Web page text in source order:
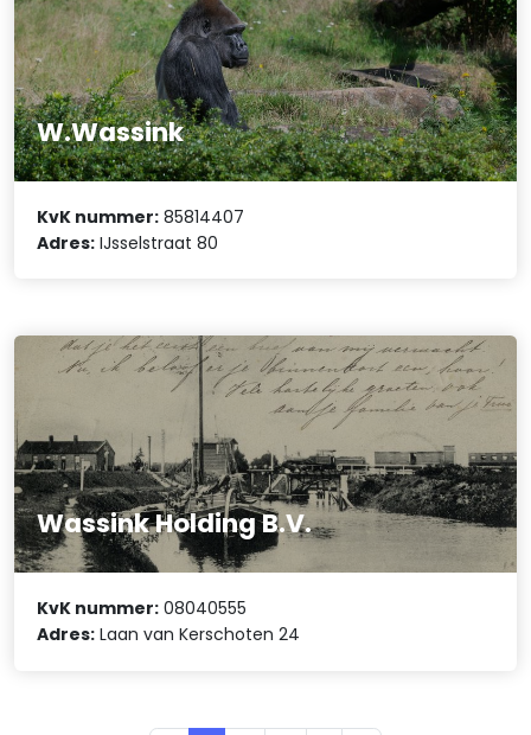
W.Wassink
KvK nummer: 85814407
Adres: IJsselstraat 80
Wassink Holding B.V.
KvK nummer: 08040555
Adres: Laan van Kerschoten 24